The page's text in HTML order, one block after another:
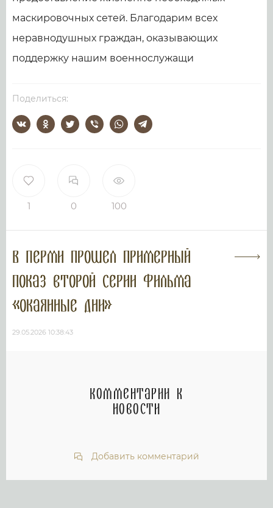
1 0 100
маскировочных сетей. Благодарим всех
неравнодушных граждан, оказывающих
поддержку нашим военнослужащи
Поделиться:
В Перми прошел примерный
показ второй серии фильма
«Окаянные дни»
29.05.2026 10:38:43
Комментарии к
новости
Добавить комментарий